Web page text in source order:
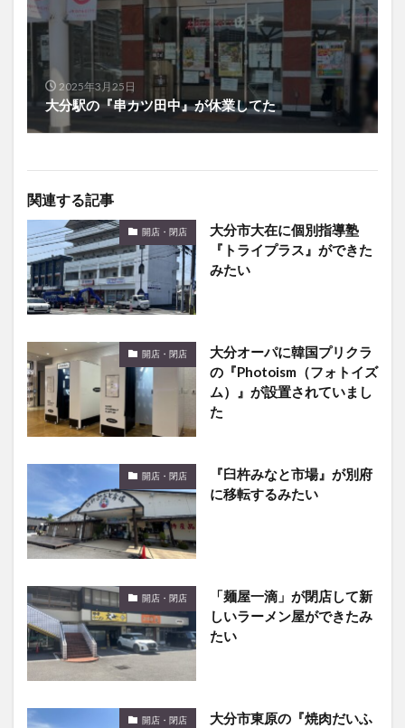
2025年3月25日
大分駅の『串カツ田中』が休業してた
関連する記事
開店・閉店
大分市大在に個別指導塾
『トライプラス』ができた
みたい
開店・閉店
大分オーパに韓国プリクラ
の『Photoism（フォトイズ
ム）』が設置されていまし
た
開店・閉店
『臼杵みなと市場』が別府
に移転するみたい
開店・閉店
「麺屋一滴」が閉店して新
しいラーメン屋ができたみ
たい
開店・閉店
大分市東原の『焼肉だいふ